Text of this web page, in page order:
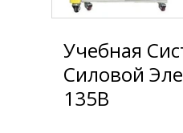
Учебная
Силовой
135B